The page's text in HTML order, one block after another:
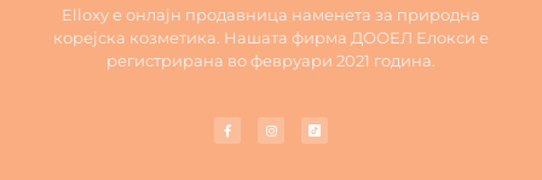
Elloxy е онлајн продавница наменета за природна
корејска козметика. Нашата фирма ДООЕЛ Елокси е
регистрирана во февруари 2021 година.